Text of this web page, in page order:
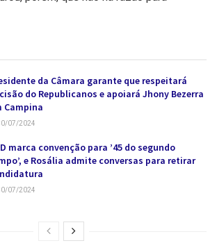
da Câmara garante que respeitará
do Republicanos e apoiará Jhony Bezerra
Campina
07/2024
marca convenção para ’45 do segundo
e Rosália admite conversas para retirar
07/2024